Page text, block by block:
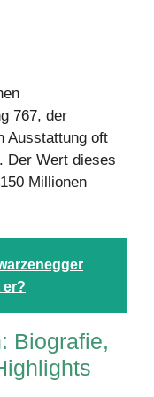
767, der
Ausstattung oft
Der Wert dieses
Millionen
er?
Biografie,